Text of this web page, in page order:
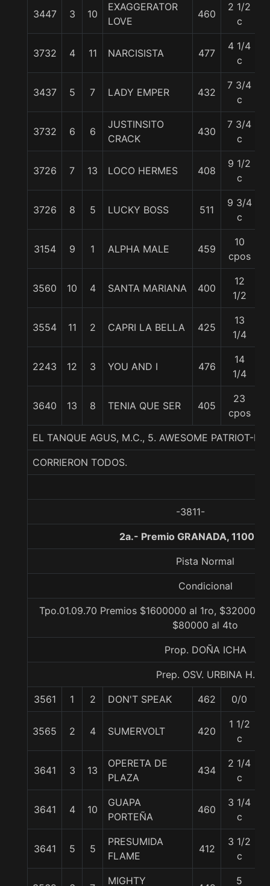
3447 3 10
EXAGGERATOR
LOVE
460
2 1/2
c
3732 4 11 NARCISISTA 477
4 1/4
c
3437 5 7 LADY EMPER 432
7 3/4
c
3732 6 6
JUSTINSITO
CRACK
430
7 3/4
c
3726 7 13 LOCO HERMES 408
9 1/2
c
3726 8 5 LUCKY BOSS 511
9 3/4
c
3154 9 1 ALPHA MALE 459
10
cpos
3560 10 4 SANTA MARIANA 400
12
1/2
3554 11 2 CAPRI LA BELLA 425
13
1/4
2243 12 3 YOU AND I 476
14
1/4
3640 13 8 TENIA QUE SER 405
23
cpos
EL TANQUE AGUS, M.C., 5. AWESOME PATRIOT-
CORRIERON TODOS.
-3811-
2a.- Premio GRANADA, 1100
Pista Normal
Condicional
Tpo.01.09.70 Premios $1600000 al 1ro, $320000
$80000 al 4to
Prop. DOÑA ICHA
Prep. OSV. URBINA H.
3561 1 2 DON'T SPEAK 462 0/0
3565 2 4 SUMERVOLT 420
1 1/2
c
3641 3 13
OPERETA DE
PLAZA
434
2 1/4
c
3641 4 10
GUAPA
PORTEÑA
460
3 1/4
c
3641 5 5
PRESUMIDA
FLAME
412
3 1/2
c
MIGHTY 5